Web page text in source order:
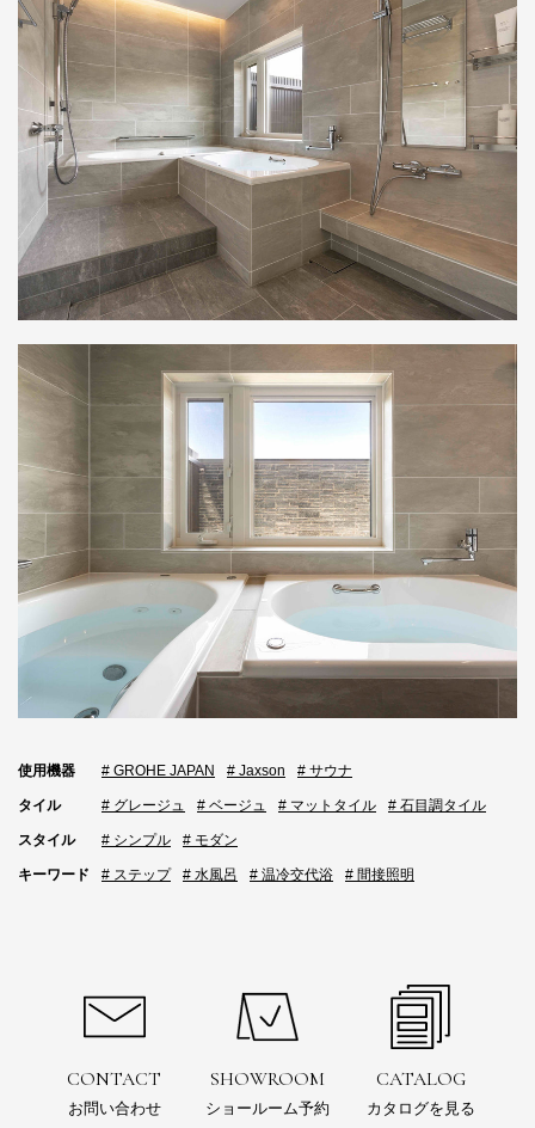
使用機器 # GROHE JAPAN # Jaxson # サウナ
タイル # グレージュ # ベージュ # マットタイル # 石目調タイル
スタイル # シンプル # モダン
キーワード # ステップ # 水風呂 # 温冷交代浴 # 間接照明
CONTACT
お問い合わせ
SHOWROOM
ショールーム予約
CATALOG
カタログを見る